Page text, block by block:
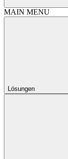
MAIN MENU
Lösungen